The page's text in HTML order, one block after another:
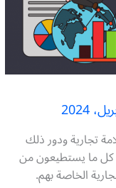
تجارية ودور ذلك
كل ما يستطيعون من
الخاصة بهم.